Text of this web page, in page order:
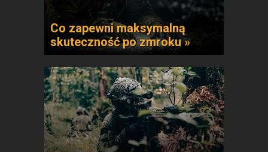
Co zapewni maksymalną
skuteczność po zmroku »